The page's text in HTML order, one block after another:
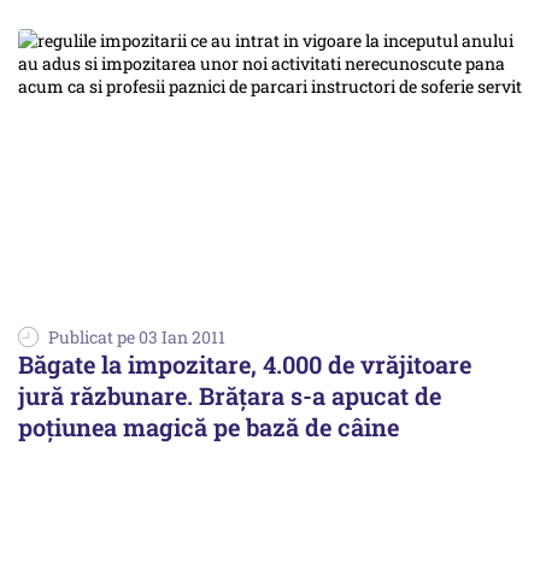
Publicat pe 03 Ian 2011
Băgate la impozitare, 4.000 de vrăjitoare
jură răzbunare. Brăţara s-a apucat de
poţiunea magică pe bază de câine